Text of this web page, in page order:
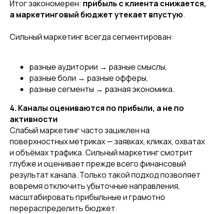
Итог закономерен: прибыль с клиента снижается,
а маркетинговый бюджет утекает впустую.
Сильный маркетинг всегда сегментирован:
разные аудитории → разные смыслы,
разные боли → разные офферы,
разные сегменты → разная экономика.
4. Каналы оцениваются по прибыли, а не по
активности
Слабый маркетинг часто зациклен на
поверхностных метриках — заявках, кликах, охватах
и объёмах трафика. Сильный маркетинг смотрит
глубже и оценивает прежде всего финансовый
результат канала. Только такой подход позволяет
вовремя отключить убыточные направления,
масштабировать прибыльные и грамотно
перераспределить бюджет.